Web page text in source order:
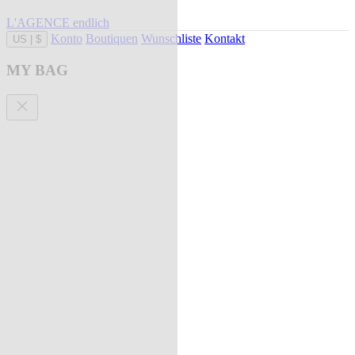
L'AGENCE endlich
US $ Konto Boutiquen Wunschliste Kontakt
MY BAG